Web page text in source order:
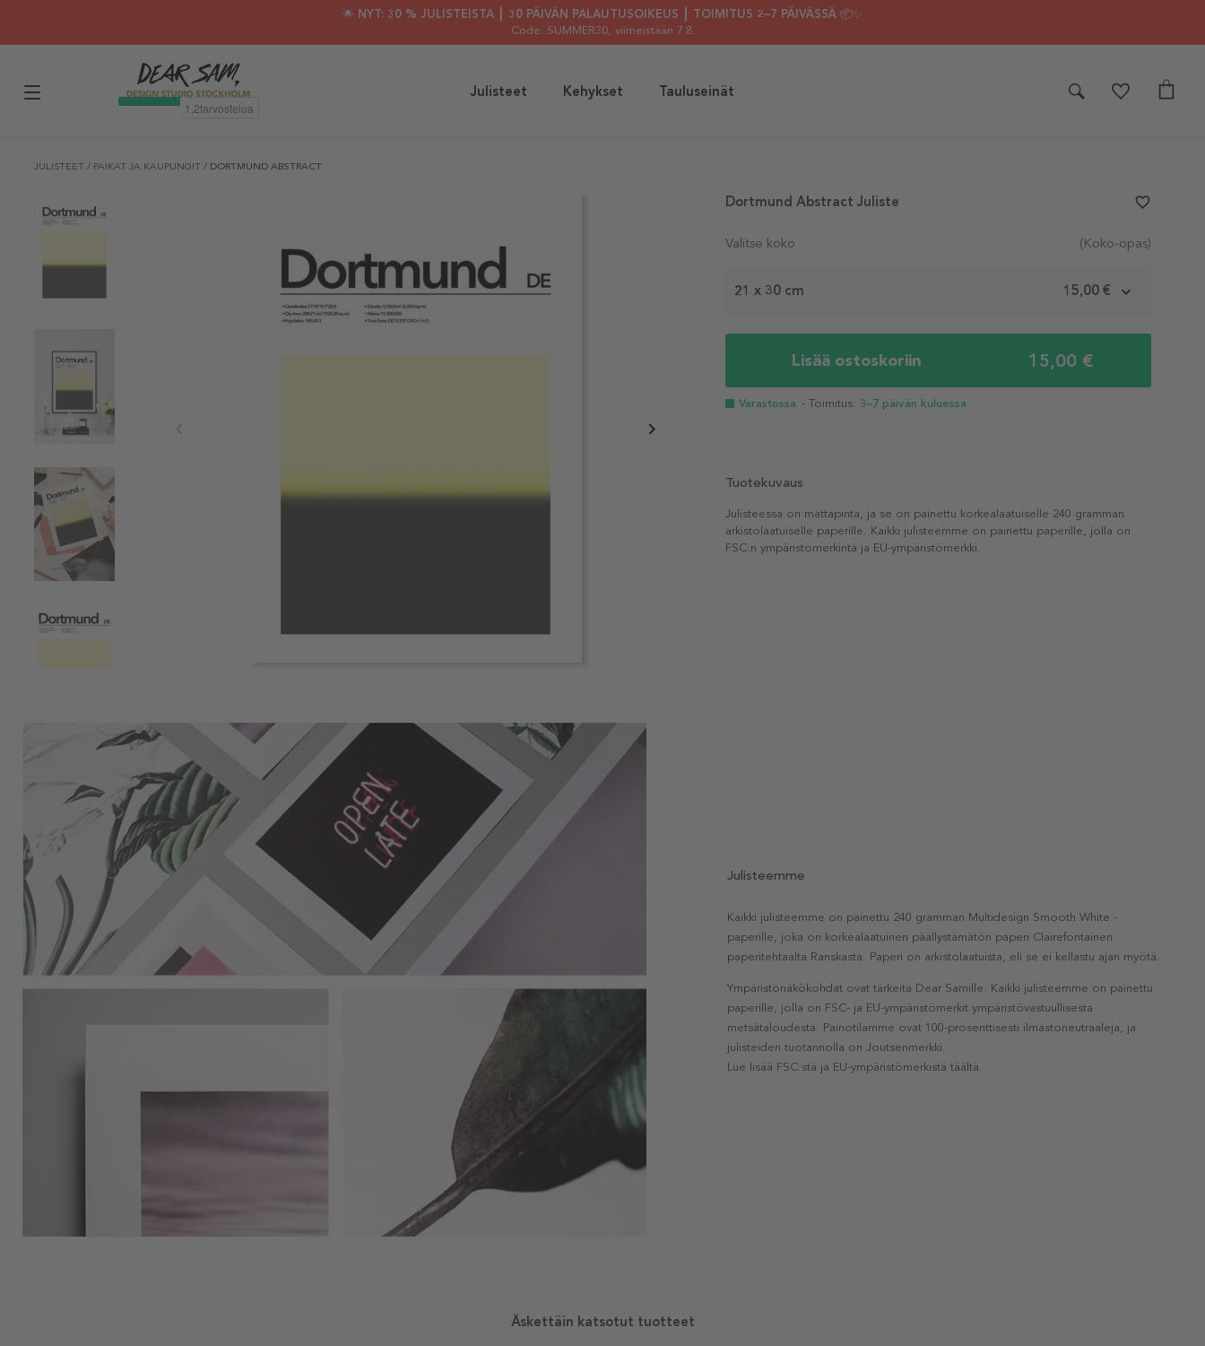
🌟 NYT: 30 % JULISTEISTA ┃ 30 PÄIVÄN PALAUTUSOIKEUS ┃ TOIMITUS 2–7 PÄIVÄSSÄ 📦✨
Code: SUMMER30, viimeistään 7.8.
Julisteet Kehykset Tauluseinät
JULISTEET / PAIKAT JA KAUPUNGIT / DORTMUND ABSTRACT
Valitse koko (Koko-opas)
21 x 30 cm 15,00 €
Lisää ostoskoriin 15,00 €
Varastossa - Toimitus: 3–7 päivän kuluessa
Dortmund Abstract Juliste favorite_border
Tuotekuvaus
Julisteessa on mattapinta, ja se on painettu korkealaatuiselle 240 gramman
arkistolaatuiselle paperille. Kaikki julisteemme on painettu paperille, jolla on
FSC:n ympäristömerkintä ja EU-ympäristömerkki.
Julisteemme
Kaikki julisteemme on painettu 240 gramman Multidesign Smooth White -
paperille, joka on korkealaatuinen päällystämätön paperi Clairefontainen
paperitehtaalta Ranskasta. Paperi on arkistolaatuista, eli se ei kellastu ajan myötä.
Ympäristönäkökohdat ovat tärkeitä Dear Samille. Kaikki julisteemme on painettu
paperille, jolla on FSC- ja EU-ympäristömerkit ympäristövastuullisesta
metsätaloudesta. Painotilamme ovat 100-prosenttisesti ilmastoneutraaleja, ja
julisteiden tuotannolla on Joutsenmerkki.
Lue lisää FSC:stä ja EU-ympäristömerkistä täältä.
Äskettäin katsotut tuotteet